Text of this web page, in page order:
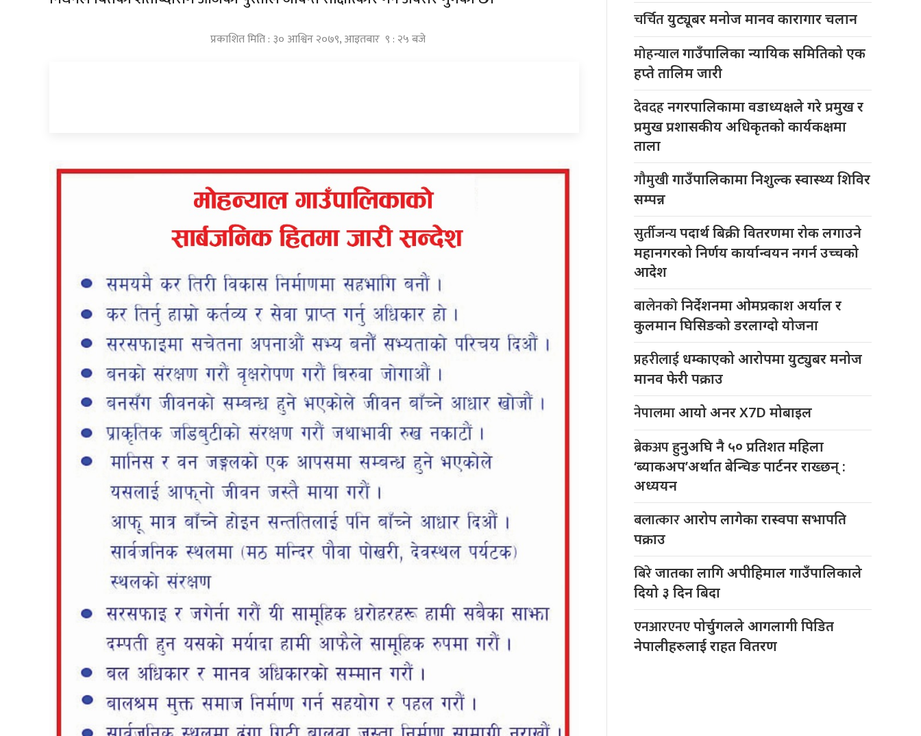
प्रकाशित मिति : ३० आश्विन २०७९, आइतबार ९ : २५ बजे
चर्चितयुट्यूबर मनोज मानव कारागार चलान
मोहन्यालगाउँपालिका न्यायिक समितिको एक
हप्ते तालिम जारी
देवदहनगरपालिकामा वडाध्यक्षले गरे प्रमुख र
प्रमुख प्रशासकीय अधिकृतको कार्यकक्षमा
ताला
गौमुखीगाउँपालिकामा निशुल्क स्वास्थ्य शिविर
सम्पन्न
सुर्तीजन्यपदार्थ बिक्री वितरणमा रोक लगाउने
महानगरको निर्णय कार्यान्वयन नगर्न उच्चको
आदेश
बालेनकोनिर्देशनमा ओमप्रकाश अर्याल र
कुलमान घिसिङको डरलाग्दो योजना
प्रहरीलाई धम्काएको आरोपमा युट्युबर मनोज
मानव फेरी पक्राउ
नेपालमाआयो अनर X7D मोबाइल
ब्रेकअपहुनुअघि नै ५० प्रतिशत महिला
‘ब्याकअप’अर्थात बेन्चिङ पार्टनर राख्छन् :
अध्ययन
बलात्कारआरोप लागेका रास्वपा सभापति
पक्राउ
बिरेजातका लागि अपीहिमाल गाउँपालिकाले
दियो ३ दिन बिदा
एनआरएनएपोर्चुगलले आगलागी पिडित
नेपालीहरुलाई राहत वितरण